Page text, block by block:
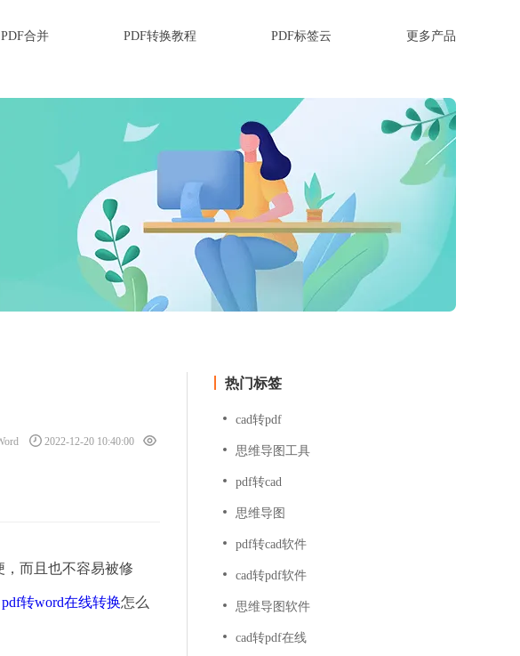
PDF合并 PDF转换教程 PDF标签云 更多产品
2022-12-20 10:40:00
而且也不容易被修
pdf转word在线转换怎么
热门标签
cad转pdf
思维导图工具
pdf转cad
思维导图
pdf转cad软件
cad转pdf软件
思维导图软件
cad转pdf在线